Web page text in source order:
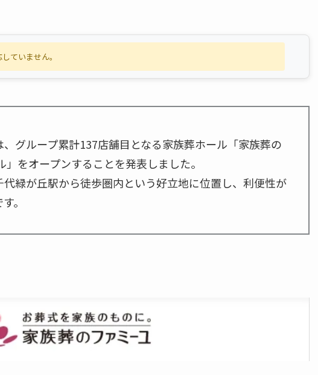
ていません。
グループ累計137店舗目となる家族葬ホール「家族葬の
をオープンすることを発表しました。
緑が丘駅から徒歩圏内という好立地に位置し、利便性が
。